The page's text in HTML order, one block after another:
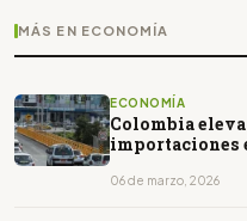
MÁS EN ECONOMÍA
ECONOMÍA
Colombia eleva
importaciones
06 de marzo, 2026